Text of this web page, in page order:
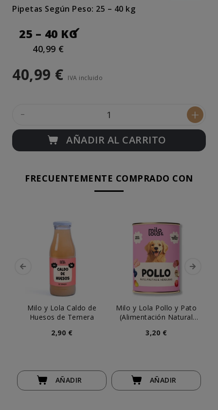
Pipetas Según Peso: 25 – 40 kg
25 – 40 KG
40,99 €
40,99 € IVA incluido
- +
AÑADIR AL CARRITO
FRECUENTEMENTE COMPRADO CON
Milo y Lola Caldo de
Huesos de Ternera
2,90 €
AÑADIR
Milo y Lola Pollo y Pato
(Alimentación Natural
3,20 €
AÑADIR